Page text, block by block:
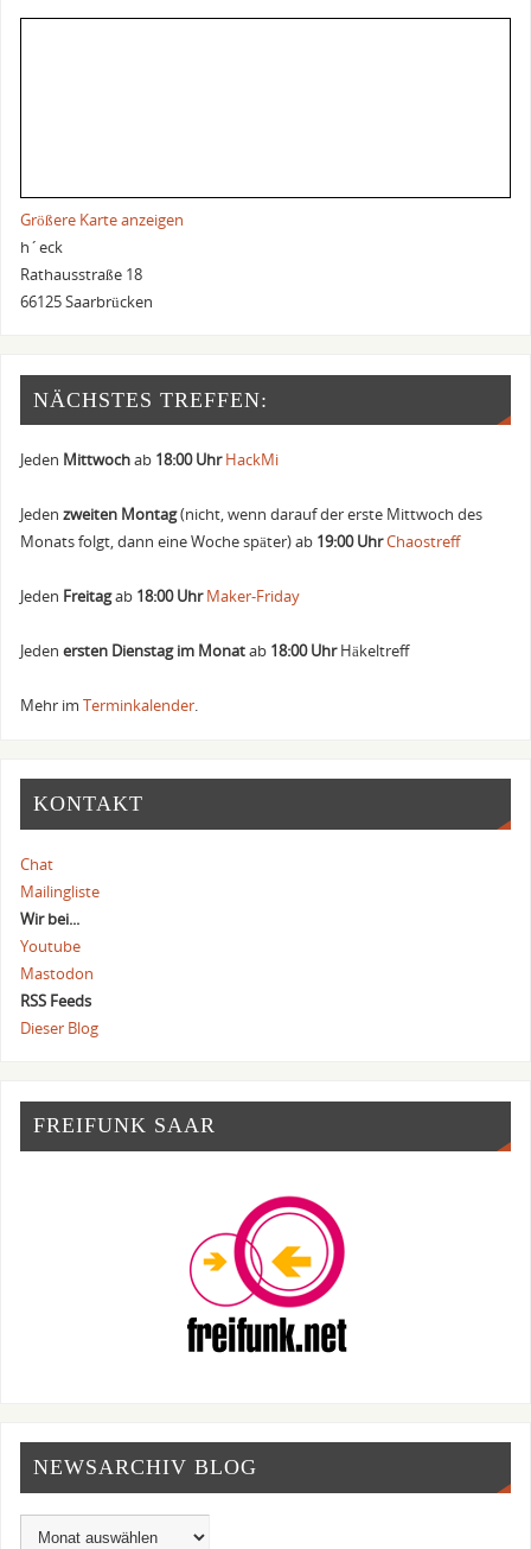
Größere Karte anzeigen
h´eck
Rathausstraße 18
66125 Saarbrücken
NÄCHSTES TREFFEN:
Jeden Mittwochab 18:00 Uhr HackMi
Jedenzweiten Montag(nicht, wenn darauf der erste Mittwoch des
Monats folgt, dann eine Woche später) ab 19:00 UhrChaostreff
Jeden Freitagab 18:00 Uhr Maker-Friday
Jedenersten Dienstag im Monatab 18:00 UhrHäkeltreff
Mehr imTerminkalender.
KONTAKT
Chat
Mailingliste
Wir bei...
Youtube
Mastodon
RSS Feeds
Dieser Blog
FREIFUNK SAAR
NEWSARCHIV BLOG